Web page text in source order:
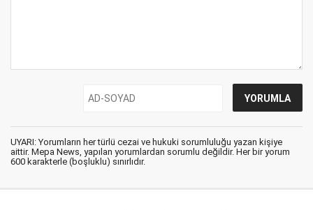
UYARI: Yorumların her türlü cezai ve hukuki sorumluluğu yazan kişiye
aittir. Mepa News, yapılan yorumlardan sorumlu değildir. Her bir yorum
600 karakterle (boşluklu) sınırlıdır.